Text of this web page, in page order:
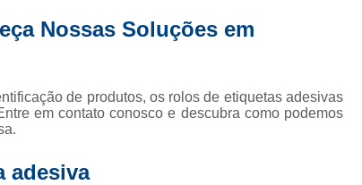
Nossas Soluções em
de produtos, os rolos de etiquetas adesivas
em contato conosco e descubra como podemos
adesiva